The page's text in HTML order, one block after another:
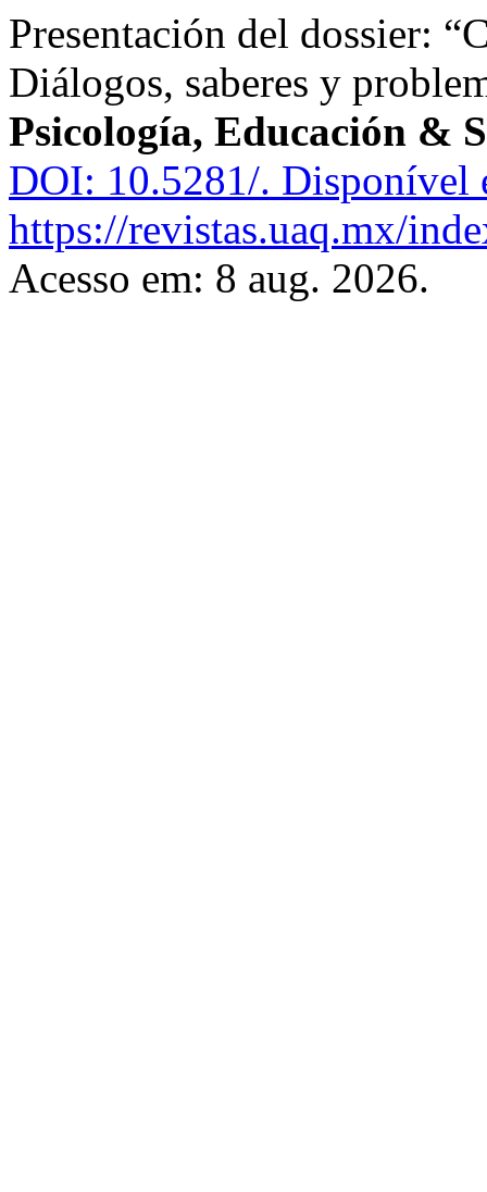
Presentación del dossier:
Diálogos, saberes y
Psicología, Educación &
DOI: 10.5281/. Disponível
https://revistas.uaq.mx/
Acesso em: 8 aug. 2026.